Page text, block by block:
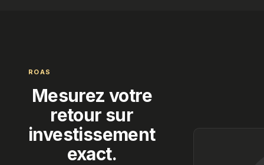
ROAS
Mesurez votre
retour sur
investissement
exact.